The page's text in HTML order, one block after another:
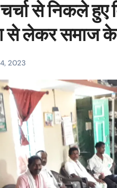
से निकले
से लेकर समाज
2023